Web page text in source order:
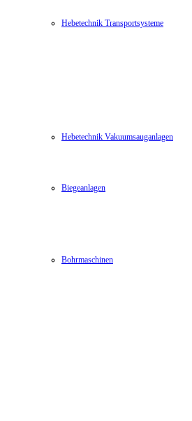
Hebetechnik Transportsysteme
Hebetechnik Vakuumsauganlagen
Biegeanlagen
Bohrmaschinen